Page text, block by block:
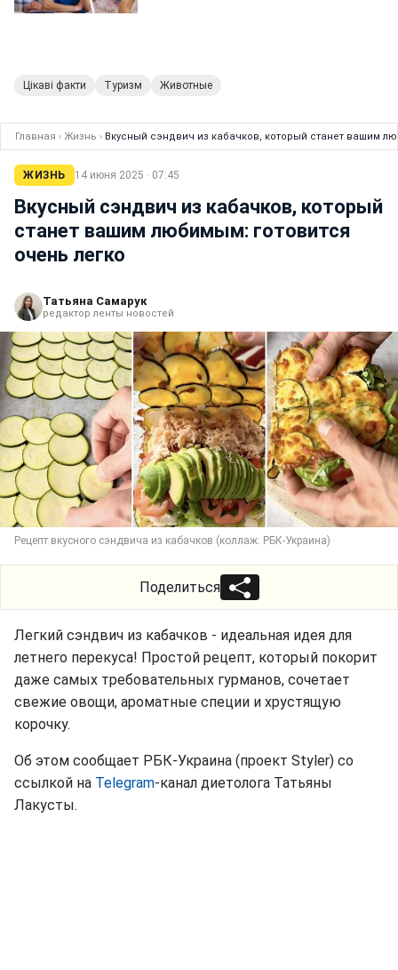
Цікаві факти Туризм Животные
Главная › Жизнь › Вкусный сэндвич из кабачков, который станет вашим
ЖИЗНЬ 14 июня 2025 · 07:45
Вкусный сэндвич из кабачков, который
станет вашим любимым: готовится
очень легко
Татьяна Самарук
редактор ленты новостей
Рецепт вкусного сэндвича из кабачков (коллаж: РБК-Украина)
Поделиться
Легкий сэндвич из кабачков - идеальная идея для
летнего перекуса! Простой рецепт, который покорит
даже самых требовательных гурманов, сочетает
свежие овощи, ароматные специи и хрустящую
корочку.
Об этом сообщает РБК-Украина (проект Styler) со
ссылкой на Telegram-канал диетолога Татьяны
Лакусты.